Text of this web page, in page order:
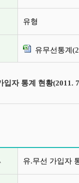
유형
유무선통계
입자 통계 현황(2011.
유.무선 가입자